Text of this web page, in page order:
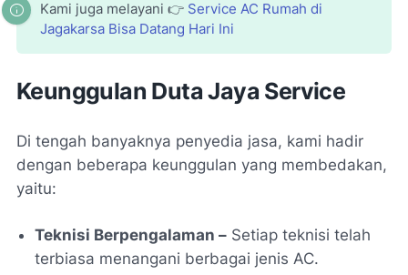
Kami juga melayani 👉 Service AC Rumah di
Jagakarsa Bisa Datang Hari Ini
Keunggulan Duta Jaya Service
Di tengah banyaknya penyedia jasa, kami hadir
dengan beberapa keunggulan yang membedakan,
yaitu:
Teknisi Berpengalaman – Setiap teknisi telah
terbiasa menangani berbagai jenis AC.